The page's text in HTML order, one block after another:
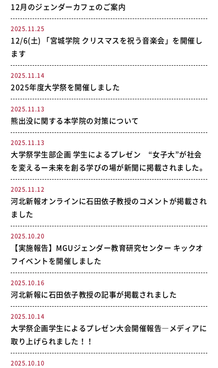
12月のジェンダーカフェのご案内
2025.11.25
12/6(土) 「宮城学院 クリスマスを祝う音楽会」を開催し
ます
2025.11.14
2025年度大学祭を開催しました
2025.11.13
熊出没に関する本学院の対策について
2025.11.13
大学祭学生部企画 学生によるプレゼン “女子大”が社会
を変えるー未来を創る学びの場が新聞に掲載されました。
2025.11.12
河北新報オンラインに石田依子教授のコメントが掲載され
ました
2025.10.20
【実施報告】MGUジェンダー教育研究センター キックオ
フイベントを開催しました
2025.10.16
河北新報に石田依子教授の記事が掲載されました
2025.10.14
大学祭企画学生によるプレゼン大会開催報告―メディアに
取り上げられました！！
2025.10.10